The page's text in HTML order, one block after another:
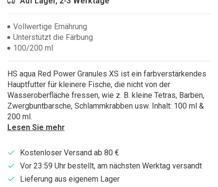
Vollwertige Ernährung
Unterstützt die Färbung
100/200 ml
HS aqua Red Power Granules XS ist ein farbverstärkendes
Hauptfutter für kleinere Fische, die nicht von der
Wasseroberfläche fressen, wie z. B. kleine Tetras, Barben,
Zwergbuntbarsche, Schlammkrabben usw. Inhalt: 100 ml &
200 ml.
Lesen Sie mehr
Kostenloser Versand ab 80 €
Vor 23:59 Uhr bestellt, am nächsten Werktag versandt
Lieferung aus eigenem Lager